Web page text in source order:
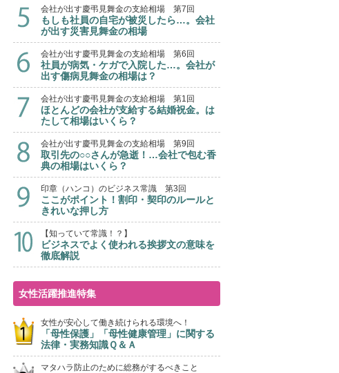
会社が出す慶弔見舞金の支給相場 第7回
もしも社員の自宅が被災したら…。会社
が出す災害見舞金の相場
会社が出す慶弔見舞金の支給相場 第6回
社員が病気・ケガで入院した…。会社が
出す傷病見舞金の相場は？
会社が出す慶弔見舞金の支給相場 第1回
ほとんどの会社が支給する結婚祝金。は
たして相場はいくら？
会社が出す慶弔見舞金の支給相場 第9回
取引先の○○さんが急逝！…会社で包む香
典の相場はいくら？
印章（ハンコ）のビジネス常識 第3回
ここがポイント！割印・契印のルールと
きれいな押し方
【知っていて常識！？】
ビジネスでよく使われる挨拶文の意味を
徹底解説
女性活躍推進特集
女性が安心して働き続けられる環境へ！
「母性保護」「母性健康管理」に関する
法律・実務知識Ｑ＆Ａ
マタハラ防止のために総務がするべきこと